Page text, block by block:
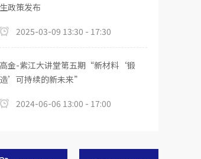
生政策发布
2025-03-09 13:30 - 17:30
高金-紫江大讲堂第五期“新材料‘锻
造’可持续的新未来”
2024-06-06 13:00 - 17:00